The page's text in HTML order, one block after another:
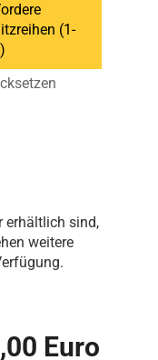
(1-
erhältlich sind,
weitere
Euro